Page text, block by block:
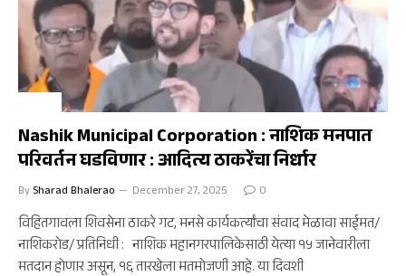
Nashik Municipal Corporation : नाशिक मनपात
परिवर्तन घडविणार : आदित्य ठाकरेंचा निर्धार
By Sharad Bhalerao December 27, 2025 0
विहितगावला शिवसेना ठाकरे गट, मनसे कार्यकर्त्यांचा संवाद मेळावा साईमत/
नाशिकरोड/ प्रतिनिधी : नाशिक महानगरपालिकेसाठी येत्या १५ जानेवारीला
मतदान होणार असून, १६ तारखेला मतमोजणी आहे. या दिवशी